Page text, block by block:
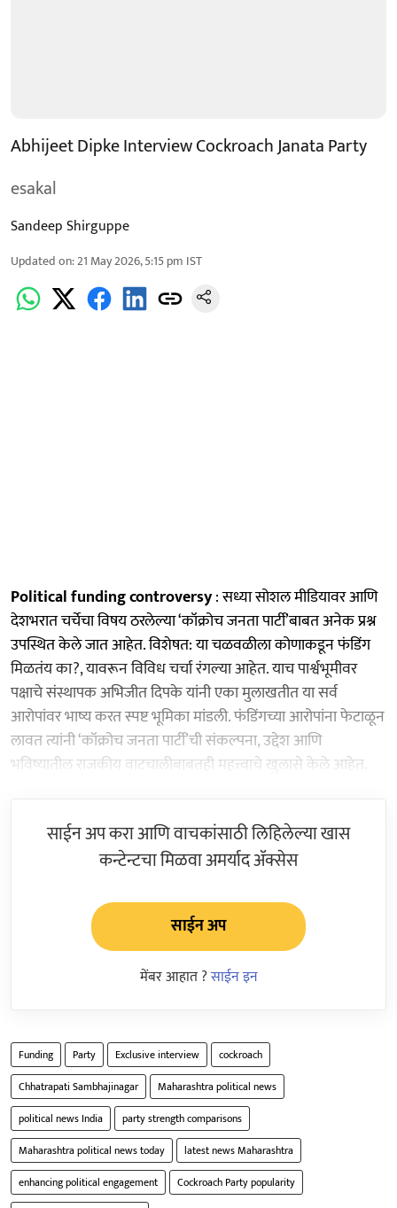
Abhijeet Dipke Interview Cockroach Janata Party
esakal
Sandeep Shirguppe
Updated on:21 May 2026, 5:15 pm IST
Political funding controversy: सध्या सोशल मीडियावर आणि
देशभरात चर्चेचा विषय ठरलेल्या ‘कॉक्रोच जनता पार्टी’बाबत अनेक प्रश्न
उपस्थित केले जात आहेत. विशेषत: या चळवळीला कोणाकडून फंडिंग
मिळतंय का?, यावरून विविध चर्चा रंगल्या आहेत. याच पार्श्वभूमीवर
पक्षाचे संस्थापक अभिजीत दिपके यांनी एका मुलाखतीत या सर्व
आरोपांवर भाष्य करत स्पष्ट भूमिका मांडली. फंडिंगच्या आरोपांना फेटाळून
लावत त्यांनी ‘कॉक्रोच जनता पार्टी’ची संकल्पना, उद्देश आणि
भविष्यातील राजकीय वाटचालीबाबतही महत्त्वाचे खुलासे केले आहेत.
साईन अप करा आणि वाचकांसाठी लिहिलेल्या खास
कन्टेन्टचा मिळवा अमर्याद ॲक्सेस
साईन अप
मेंबर आहात ?साईन इन
Funding Party Exclusive interview
cockroach
Chhatrapati Sambhajinagar
Maharashtra political news
political news India
party strength comparisons
Maharashtra political news today
latest news Maharashtra
enhancing political engagement
Cockroach Party popularity